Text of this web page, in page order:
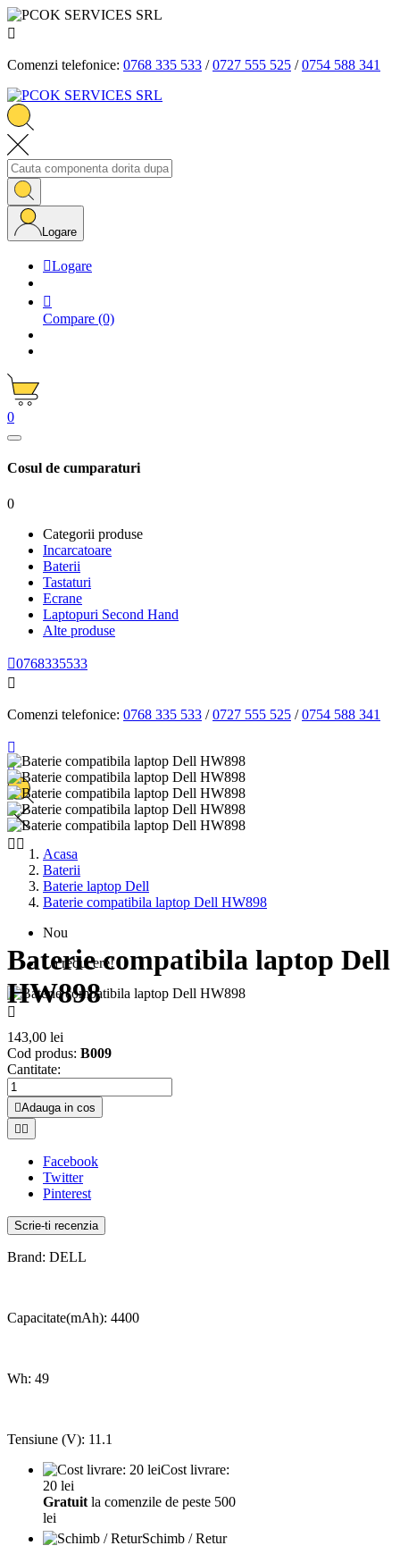

Comenzi telefonice: 0768 335 533 /0727 555 525 /0754 588 341
Logare
Logare

Compare (0)
0
Cosul de cumparaturi
0
Categorii produse
Incarcatoare
Baterii
Tastaturi
Ecrane
Laptopuri Second Hand
Alte produse
0768335533

Comenzi telefonice: 0768 335 533 /0727 555 525 /0754 588 341


Acasa
Baterii
Baterie laptop Dell
Baterie compatibila laptop Dell HW898
Nou
La reducere!

 
Baterie compatibila laptop Dell
HW898
143,00 lei
Cod produs: B009
Cantitate:
Adauga in cos

Facebook
Twitter
Pinterest
Scrie-ti recenzia
Brand: DELL
Capacitate(mAh): 4400
Wh: 49
Tensiune (V): 11.1
Cost livrare:
20 lei
Gratuit la comenzile de peste 500
lei
Schimb / Retur